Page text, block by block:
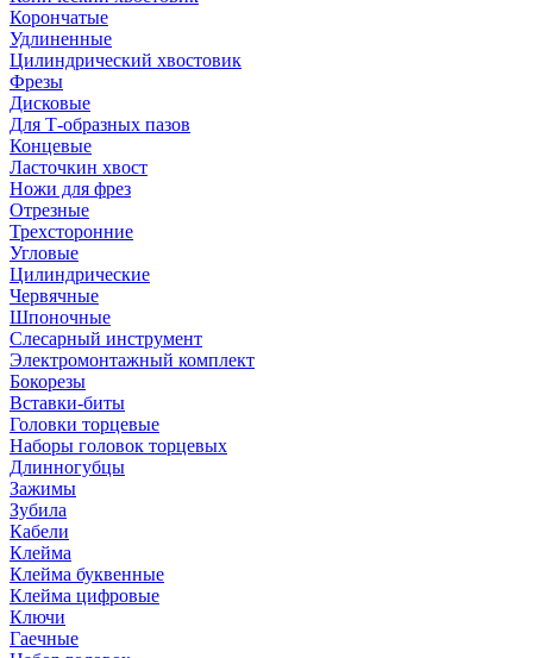
Корончатые
Удлиненные
Цилиндрический хвостовик
Фрезы
Дисковые
Для Т-образных пазов
Концевые
Ласточкин хвост
Ножи для фрез
Отрезные
Трехсторонние
Угловые
Цилиндрические
Червячные
Шпоночные
Слесарный инструмент
Электромонтажный комплект
Бокорезы
Вставки-биты
Головки торцевые
Наборы головок торцевых
Длинногубцы
Зажимы
Зубила
Кабели
Клейма
Клейма буквенные
Клейма цифровые
Ключи
Гаечные